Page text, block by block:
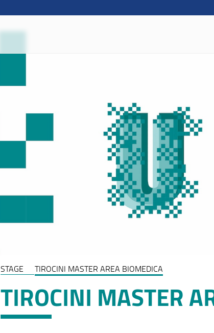
STAGE TIROCINI MASTER AREA BIOMEDICA
TIROCINI MASTER